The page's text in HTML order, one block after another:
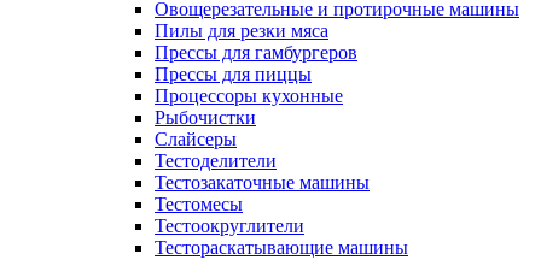
Овощерезательные и протирочные машины
Пилы для резки мяса
Прессы для гамбургеров
Прессы для пиццы
Процессоры кухонные
Рыбочистки
Слайсеры
Тестоделители
Тестозакаточные машины
Тестомесы
Тестоокруглители
Тестораскатывающие машины